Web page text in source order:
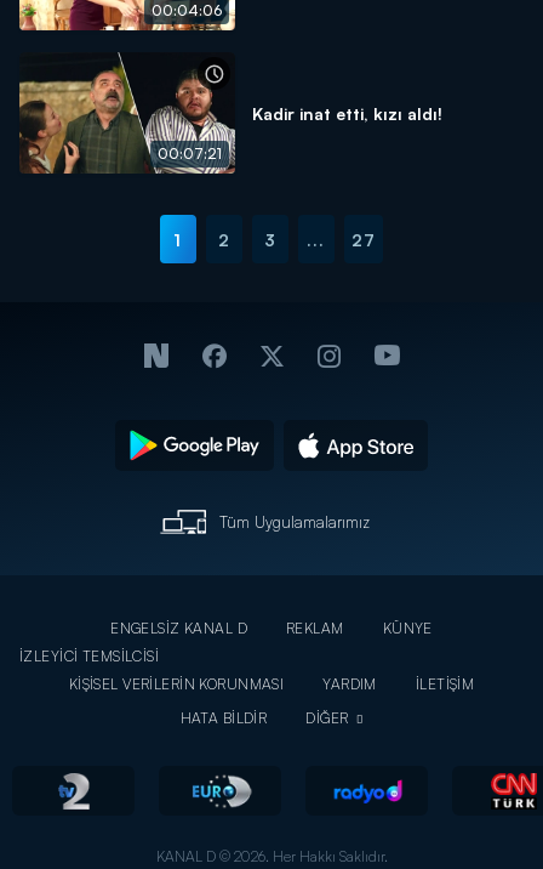
00:04:06
00:07:21
Kadir inat etti, kızı aldı!
1 2 3 ... 27
Tüm Uygulamalarımız
ENGELSİZ KANAL D REKLAM
KÜNYE
İZLEYİCİ TEMSİLCİSİ
KİŞİSEL VERİLERİN KORUNMASI
YARDIM
İLETİŞİM
HATA BİLDİR
DİĞER
KANAL D © 2026. Her Hakkı Saklıdır.